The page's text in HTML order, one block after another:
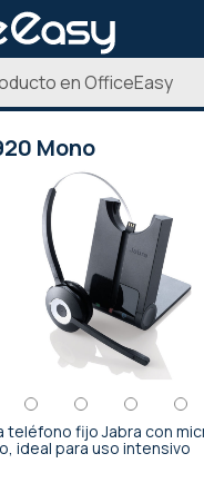
Mono
teléfono fijo Jabra con
ideal para uso intensivo